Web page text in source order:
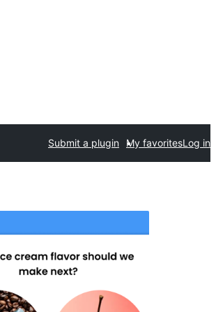
Submit a plugin My favoritesLog in